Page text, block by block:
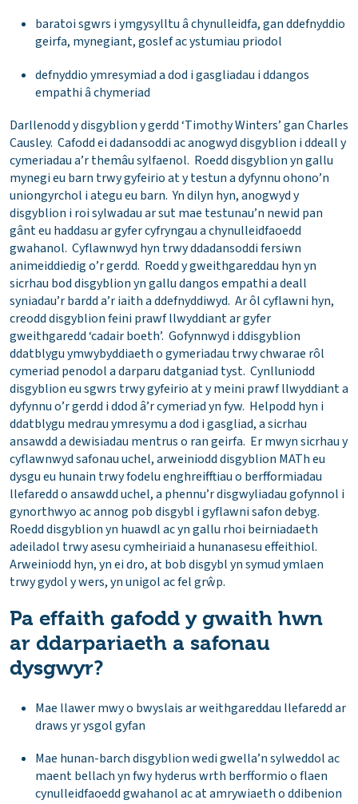
baratoi sgwrs i ymgysylltu â chynulleidfa, gan ddefnyddio
geirfa, mynegiant, goslef ac ystumiau priodol
defnyddio ymresymiad a dod i gasgliadau i ddangos
empathi â chymeriad
Darllenodd y disgyblion y gerdd ‘Timothy Winters’ gan Charles
Causley. Cafodd ei dadansoddi ac anogwyd disgyblion i ddeall y
cymeriadau a’r themâu sylfaenol. Roedd disgyblion yn gallu
mynegi eu barn trwy gyfeirio at y testun a dyfynnu ohono’n
uniongyrchol i ategu eu barn. Yn dilyn hyn, anogwyd y
disgyblion i roi sylwadau ar sut mae testunau’n newid pan
gânt eu haddasu ar gyfer cyfryngau a chynulleidfaoedd
gwahanol. Cyflawnwyd hyn trwy ddadansoddi fersiwn
animeiddiedig o’r gerdd. Roedd y gweithgareddau hyn yn
sicrhau bod disgyblion yn gallu dangos empathi a deall
syniadau’r bardd a’r iaith a ddefnyddiwyd. Ar ôl cyflawni hyn,
creodd disgyblion feini prawf llwyddiant ar gyfer
gweithgaredd ‘cadair boeth’. Gofynnwyd i ddisgyblion
ddatblygu ymwybyddiaeth o gymeriadau trwy chwarae rôl
cymeriad penodol a darparu datganiad tyst. Cynlluniodd
disgyblion eu sgwrs trwy gyfeirio at y meini prawf llwyddiant a
dyfynnu o’r gerdd i ddod â’r cymeriad yn fyw. Helpodd hyn i
ddatblygu medrau ymresymu a dod i gasgliad, a sicrhau
ansawdd a dewisiadau mentrus o ran geirfa. Er mwyn sicrhau y
cyflawnwyd safonau uchel, arweiniodd disgyblion MATh eu
dysgu eu hunain trwy fodelu enghreifftiau o berfformiadau
llefaredd o ansawdd uchel, a phennu’r disgwyliadau gofynnol i
gynorthwyo ac annog pob disgybl i gyflawni safon debyg.
Roedd disgyblion yn huawdl ac yn gallu rhoi beirniadaeth
adeiladol trwy asesu cymheiriaid a hunanasesu effeithiol.
Arweiniodd hyn, yn ei dro, at bob disgybl yn symud ymlaen
trwy gydol y wers, yn unigol ac fel grŵp.
Pa effaith gafodd y gwaith hwn
ar ddarpariaeth a safonau
dysgwyr?
Mae llawer mwy o bwyslais ar weithgareddau llefaredd ar
draws yr ysgol gyfan
Mae hunan-barch disgyblion wedi gwella’n sylweddol ac
maent bellach yn fwy hyderus wrth berfformio o flaen
cynulleidfaoedd gwahanol ac at amrywiaeth o ddibenion